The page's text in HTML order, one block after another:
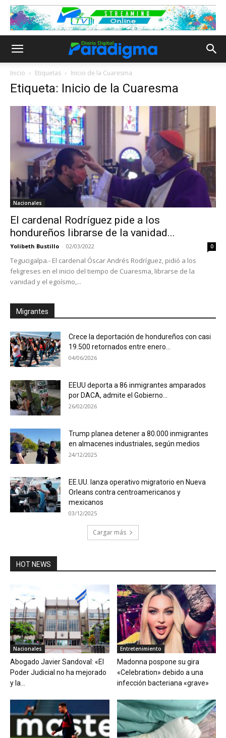
Inicio Etiquetas Inicio de la Cuaresma
Etiqueta: Inicio de la Cuaresma
Nacionales
El cardenal Rodríguez pide a los
hondureños librarse de la vanidad...
Yolibeth Bustillo - 02/03/2022 0
Tegucigalpa.- El cardenal Óscar Andrés Rodríguez, pidió a los
feligreses en el inicio del tiempo de Cuaresma, librarse de la
vanidad y el egoísmo,...
Migrantes
Crece la deportación de hondureños con casi
19.500 retornados entre enero...
04/06/2026
EEUU deporta a 86 inmigrantes amparados
por DACA, admite el Gobierno...
26/02/2026
Trump planea detener a 80.000 inmigrantes
en almacenes industriales, según medios
24/12/2025
EE.UU. lanza operativo migratorio en Nueva
Orleans contra centroamericanos y
mexicanos
03/12/2025
Cargar más
HOT NEWS
Nacionales
Abogado Javier Sandoval: «El
Poder Judicial no ha mejorado
y la...
Entretenimiento
Madonna pospone su gira
«Celebration» debido a una
infección bacteriana «grave»